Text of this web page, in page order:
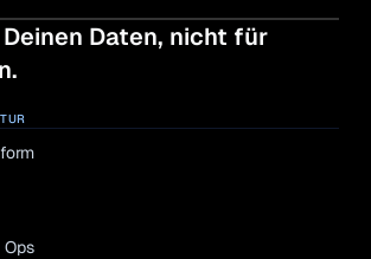
Daten, nicht für